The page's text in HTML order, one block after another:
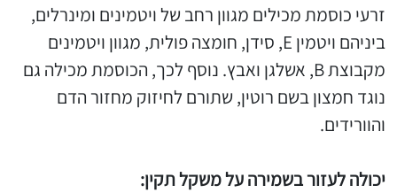
זרעי כוסמת מכילים מגוון רחב של ויטמינים ומינרלים,
ביניהם ויטמין E, סידן, חומצה פולית, מגוון ויטמינים
מקבוצת B, אשלגן ואבץ. נוסף לכך, הכוסמת מכילה גם
נוגד חמצון בשם רוטין, שתורם לחיזוק מחזור הדם
והוורידים.
יכולה לעזור בשמירה על משקל תקין: